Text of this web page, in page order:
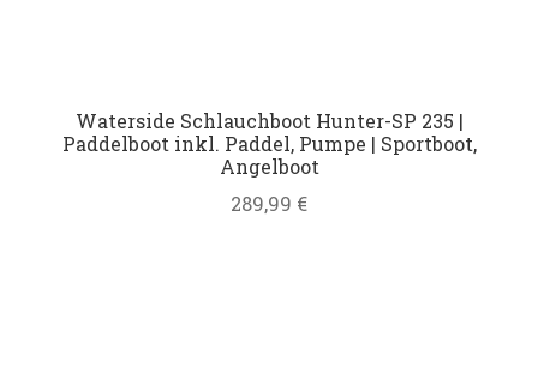
Waterside Schlauchboot Hunter-SP 235 |
Paddelboot inkl. Paddel, Pumpe | Sportboot,
Angelboot
289,99 €